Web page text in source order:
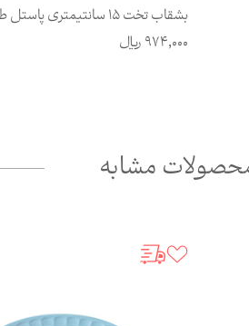
بشقاب تخت 15 سانتیمتری پاستل طوسی
974,000ریال
مشابه